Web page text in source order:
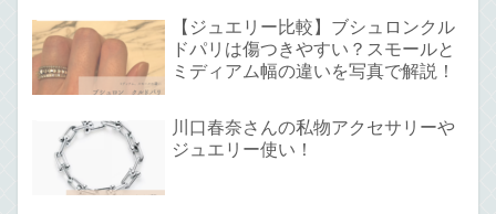
【ジュエリー比較】ブシュロンクル
ドパリは傷つきやすい？スモールと
ミディアム幅の違いを写真で解説！
川口春奈さんの私物アクセサリーや
ジュエリー使い！